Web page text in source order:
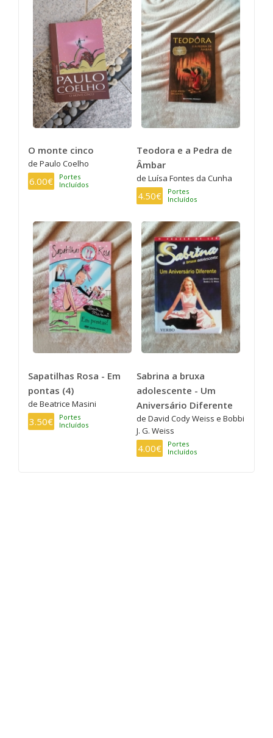
O monte cinco
de Paulo Coelho
6.00€
Portes
Incluídos
Teodora e a Pedra de
Âmbar
de Luísa Fontes da Cunha
4.50€
Portes
Incluídos
Sapatilhas Rosa - Em
pontas (4)
de Beatrice Masini
3.50€
Portes
Incluídos
Sabrina a bruxa
adolescente - Um
Aniversário Diferente
de David Cody Weiss e Bobbi
J. G. Weiss
4.00€
Portes
Incluídos